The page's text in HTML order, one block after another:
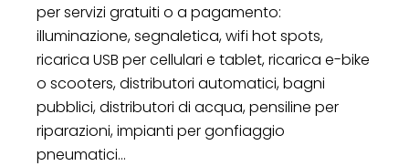
per servizi gratuiti o a pagamento:
illuminazione, segnaletica, wifi hot spots,
ricarica USB per cellulari e tablet, ricarica e-bike
o scooters, distributori automatici, bagni
pubblici, distributori di acqua, pensiline per
riparazioni, impianti per gonfiaggio
pneumatici…